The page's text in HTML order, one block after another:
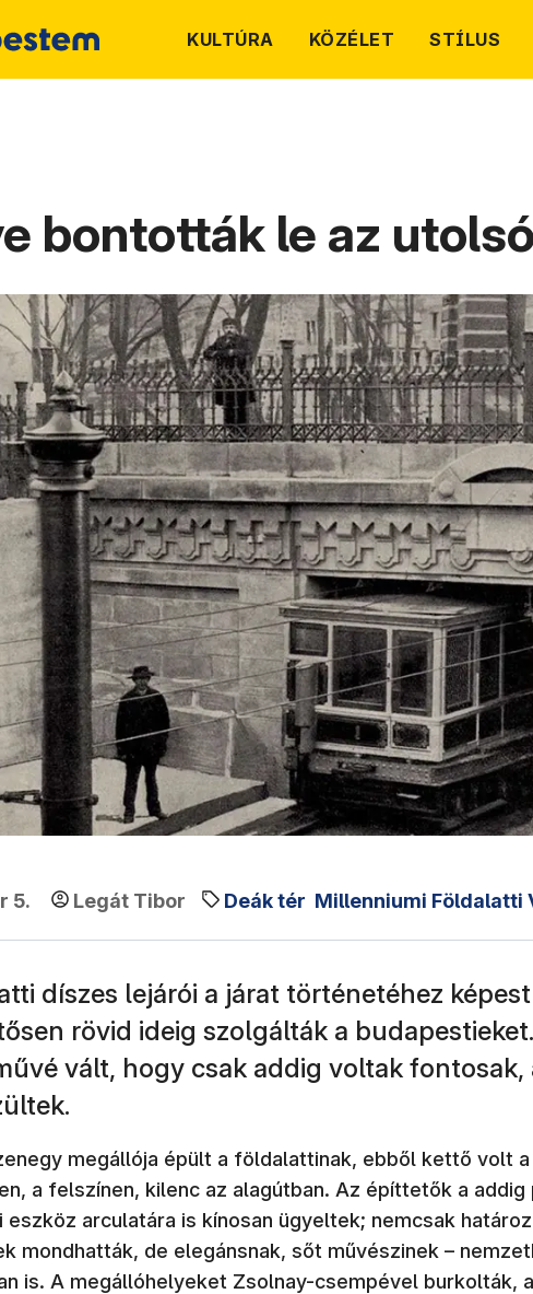
KULTÚRA KÖZÉLET STÍLUS
bontották le az
5. Legát Tibor Deák tér Millenniumi Földalatti
díszes lejárói a járat történetéhez képest
rövid ideig szolgálták a
vált, hogy csak addig voltak fontosak,
megállója épült a földalattinak, ebből kettő volt a
a felszínen, kilenc az alagútban. Az építtetők a addig
eszköz arculatára is kínosan ügyeltek; nemcsak
mondhatták, de elegánsnak, sőt művészinek –
is. A megállóhelyeket Zsolnay-csempével burkolták, a